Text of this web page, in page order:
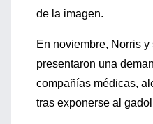
de la imagen.
En noviembre, Norris
presentaron una
compañías médicas,
tras exponerse al